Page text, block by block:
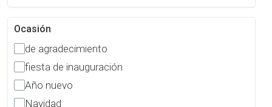
Ocasión
de agradecimiento
fiesta de inauguración
Año nuevo
Navidad